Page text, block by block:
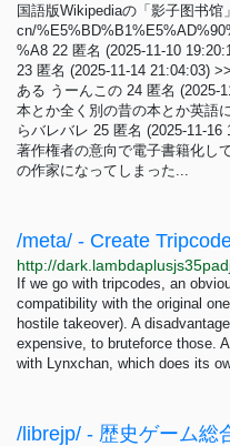
国語版Wikipediaの「影子图书
cn/
%A8 22 匿名 (2025-11-10
23 匿名 (2025-11-14 21:04:03)
ある うーんこの 24 匿名 (2025-
本とか全く別の昔の本とか英語
らバレバレ 25 匿名 (2025-11-
著作権者の意向で電子書籍化し
の作家になってしまった...
/meta/ - Create
If we go with tripcodes, an
compatibility with the original
hostile takeover). A
expensive, to bruteforce those.
with Lynxchan, which does its
/librejp/ - 歴史ゲーム総